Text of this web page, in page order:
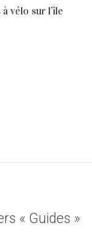
à vélo sur l’île
« Guides »